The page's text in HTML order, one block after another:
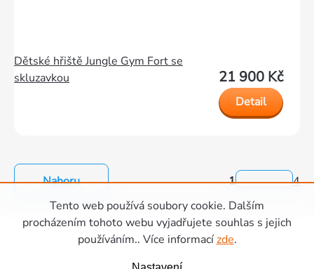
Tento web používá soubory cookie. Dalším
procházením tohoto webu vyjadřujete souhlas s jejich
používáním.. Více informacízde.
Dětské hřiště Jungle Gym Fort se
skluzavkou
21 900 Kč
Detail
Ovládací
prvky
výpisu
1 4
Nahoru
Zápatí